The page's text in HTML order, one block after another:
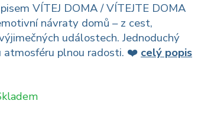
VÍTEJ DOMA / VÍTEJTE DOMA
návraty domů – z cest,
událostech. Jednoduchý
atmosféru plnou radosti. ❤️ celý popis